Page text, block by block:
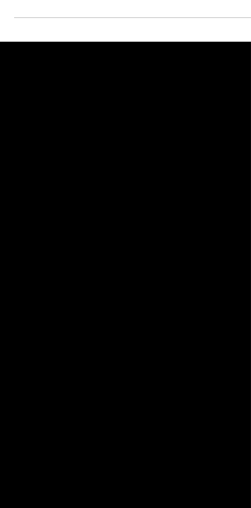
avez trouvé la maison ou l’appartement de vos